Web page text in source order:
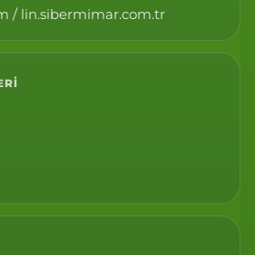
/ lin.sibermimar.com.tr